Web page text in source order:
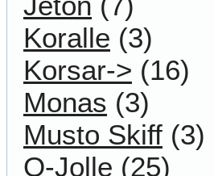
Koralle (3)
Korsar-> (16)
Monas (3)
Musto Skiff (3)
O-Jolle (25)